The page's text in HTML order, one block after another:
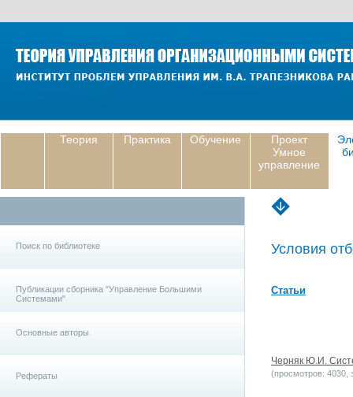
Теория Практика Обучение
Проект
Умное
управление
Поиск по библиотеке
Публикации сборника "Управление Большими
Системами"
Основные авторы
Рефераты
Условия
Статьи
Черняк Ю.И.
(просмотров: 4030,